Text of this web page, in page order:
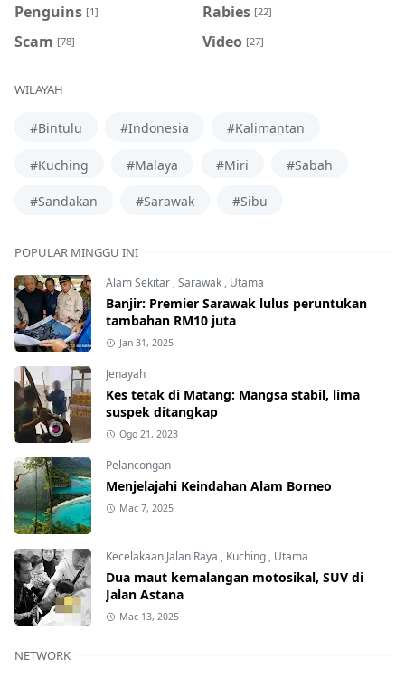
Penguins [1] Rabies [22]
Scam [78] Video [27]
WILAYAH
#Bintulu #Indonesia #Kalimantan
#Kuching #Malaya #Miri #Sabah
#Sandakan #Sarawak #Sibu
POPULAR MINGGU INI
Alam Sekitar ,Sarawak , Utama
Banjir: Premier Sarawak lulus peruntukan
tambahan RM10 juta
Jan 31, 2025
Jenayah
Kes tetak di Matang: Mangsa stabil, lima
suspek ditangkap
Ogo 21, 2023
Pelancongan
Menjelajahi Keindahan Alam Borneo
Mac 7, 2025
Kecelakaan Jalan Raya , Kuching , Utama
Dua maut kemalangan motosikal, SUV di
Jalan Astana
Mac 13, 2025
NETWORK